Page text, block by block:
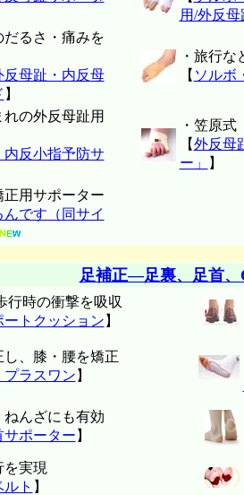
用/外反
だるさ・痛みを
反母趾・内反母
】
・旅行な
【 ソルボ
れの外反母趾用
内反小指予防サ
・笠原式
【外反母
ー」
】
正用サポーター
です（同サイ
足補正―足裏、足首
行時の衝撃を吸収
ートクッション 】
し、膝・腰を矯正
プラスワン 】
ねんざにも有効
サポーター 】
を実現
ト 】